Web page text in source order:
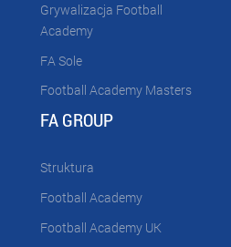
Grywalizacja Football
Academy
FA Sole
Football Academy Masters
FA GROUP
Struktura
Football Academy
Football Academy UK